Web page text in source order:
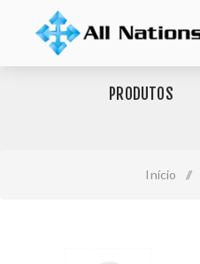
PRODUTOS
Início /